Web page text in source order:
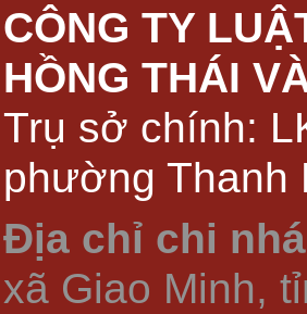
CÔNG TY
HỒNG THÁI
Trụ sở chính:
phường Thanh
Địa chỉ chi
xã Giao Minh,